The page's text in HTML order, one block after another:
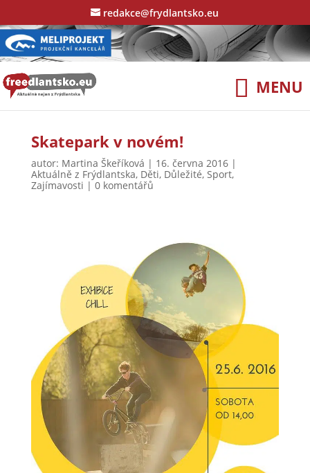
redakce@frydlantsko.eu
Skatepark v novém!
autor: Martina Škeříková | 16. června 2016|
Aktuálně z Frýdlantska, Děti, Důležité, Sport,
Zajímavosti | 0 komentářů